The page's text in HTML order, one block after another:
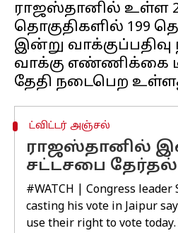
ராஜஸ்தானில் உள்ள
தொகுதிகளில் 199
இன்று வாக்குப்பதிவு
வாக்கு எண்ணிக்கை
ட்விட்டர் அஞ்சல்
ராஜஸ்தானில்
சட்டசபை தேர்தல்
#WATCH | Congress
casting his vote in Jaipur
use their right to vote